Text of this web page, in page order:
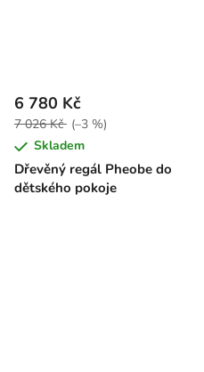
Dřevěný regál Pheobe do
dětského pokoje
6 780 Kč
7 026 Kč (–3 %)
Skladem